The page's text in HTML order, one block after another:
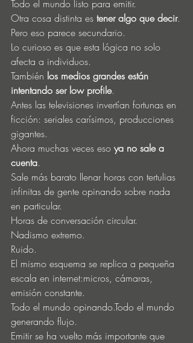
Todo el mundo listo para emitir.
Otra cosa distinta es tener algo que decir.
Pero eso parece secundario.
Lo curioso es que esta lógica no solo
afecta a individuos.
También los medios grandes están
intentando ser low profile.
Antes las televisiones invertían fortunas en
ficción: seriales carísimos, producciones
gigantes.
Ahora muchas veces eso ya no sale a
cuenta.
Sale más barato llenar horas con tertulias
infinitas de gente opinando sobre nada
en particular.
Horas de conversación circular.
Nadismo extremo.
Ruido.
El mismo esquema se replica a pequeña
escala en internet:micros, cámaras,
emisión constante.
Todo el mundo opinando.Todo el mundo
generando flujo.
Emitir se ha vuelto más importante que